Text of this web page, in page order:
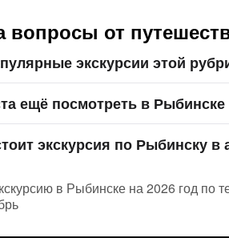
от
экскурсии этой
ещё посмотреть в Рыбинске
экскурсия по Рыбинску в
в Рыбинске на 2026 год по